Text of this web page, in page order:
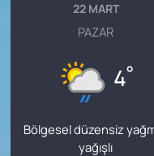
22 MART
PAZAR
4°
Bölgesel düzensiz
yağışlı